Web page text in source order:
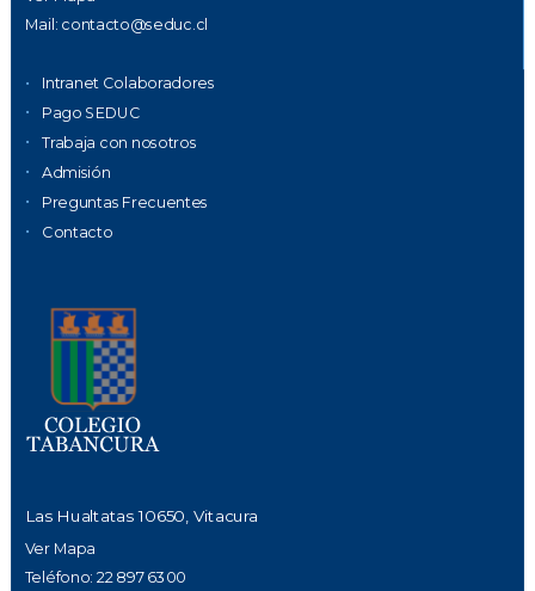
Mail: contacto@seduc.cl
Intranet Colaboradores
Pago SEDUC
Trabaja con nosotros
Admisión
Preguntas Frecuentes
Contacto
Las Hualtatas 10650, Vitacura
Ver Mapa
Teléfono: 22 897 6300